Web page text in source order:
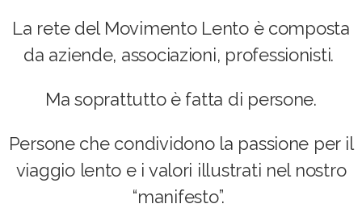
La rete del Movimento Lento è composta
da aziende, associazioni, professionisti.
Ma soprattutto è fatta di persone.
Persone che condividono la passione per il
viaggio lento e i valori illustrati nel nostro
“manifesto”.